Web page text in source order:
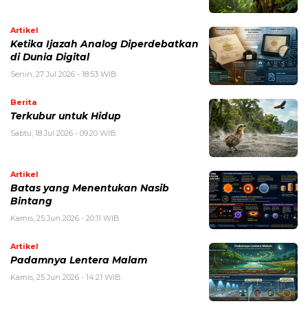
Artikel
Ketika Ijazah Analog Diperdebatkan
di Dunia Digital
Senin, 27 Jul 2026 - 18:53 WIB
Berita
Terkubur untuk Hidup
Sabtu, 18 Jul 2026 - 09:20 WIB
Artikel
Batas yang Menentukan Nasib
Bintang
Kamis, 25 Jun 2026 - 20:11 WIB
Artikel
Padamnya Lentera Malam
Kamis, 25 Jun 2026 - 14:21 WIB